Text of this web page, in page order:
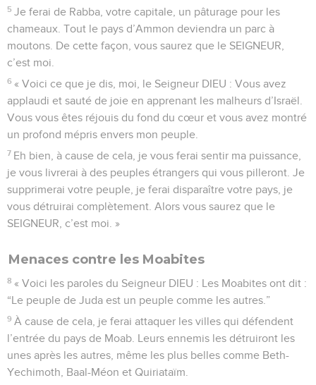
5 Je ferai de Rabba, votre capitale, un pâturage pour les
chameaux. Tout le pays d’Ammon deviendra un parc à
moutons. De cette façon, vous saurez que le SEIGNEUR,
c’est moi.
6 « Voici ce que je dis, moi, le Seigneur DIEU : Vous avez
applaudi et sauté de joie en apprenant les malheurs d’Israël.
Vous vous êtes réjouis du fond du cœur et vous avez montré
un profond mépris envers mon peuple.
7 Eh bien, à cause de cela, je vous ferai sentir ma puissance,
je vous livrerai à des peuples étrangers qui vous pilleront. Je
supprimerai votre peuple, je ferai disparaître votre pays, je
vous détruirai complètement. Alors vous saurez que le
SEIGNEUR, c’est moi. »
Menaces contre les Moabites
8 « Voici les paroles du Seigneur DIEU : Les Moabites ont dit :
“Le peuple de Juda est un peuple comme les autres.”
9 À cause de cela, je ferai attaquer les villes qui défendent
l’entrée du pays de Moab. Leurs ennemis les détruiront les
unes après les autres, même les plus belles comme Beth-
Yechimoth, Baal-Méon et Quiriataïm.